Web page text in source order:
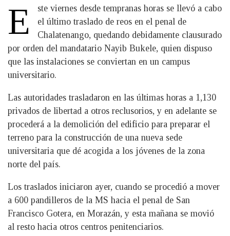
E
ste viernes desde tempranas horas se llevó a cabo
el último traslado de reos en el penal de
Chalatenango, quedando debidamente clausurado
por orden del mandatario Nayib Bukele, quien dispuso
que las instalaciones se conviertan en un campus
universitario.
Las autoridades trasladaron en las últimas horas a 1,130
privados de libertad a otros reclusorios, y en adelante se
procederá a la demolición del edificio para preparar el
terreno para la construcción de una nueva sede
universitaria que dé acogida a los jóvenes de la zona
norte del país.
Los traslados iniciaron ayer, cuando se procedió a mover
a 600 pandilleros de la MS hacia el penal de San
Francisco Gotera, en Morazán, y esta mañana se movió
al resto hacia otros centros penitenciarios.